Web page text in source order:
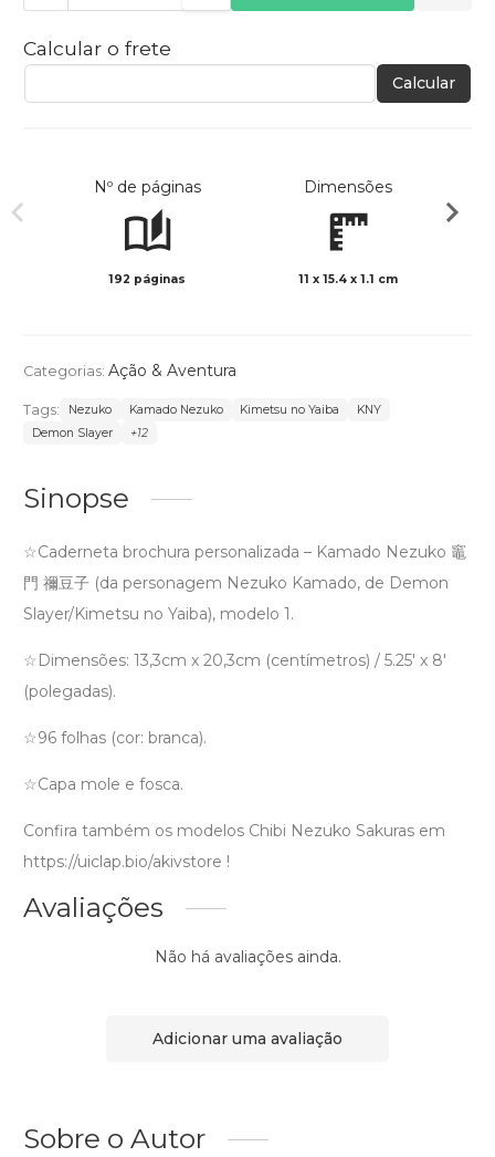
Calcular o frete
Calcular
Nº de páginas
192 páginas
Dimensões
11 x 15.4 x 1.1 cm
Categorias: Ação & Aventura
Tags: Nezuko Kamado Nezuko Kimetsu no Yaiba
KNY
Demon Slayer
+12
Sinopse
☆Caderneta brochura personalizada – Kamado Nezuko 竈
門 禰豆子 (da personagem Nezuko Kamado, de Demon
Slayer/Kimetsu no Yaiba), modelo 1.
☆Dimensões: 13,3cm x 20,3cm (centímetros) / 5.25′ x 8′
(polegadas).
☆96 folhas (cor: branca).
☆Capa mole e fosca.
Confira também os modelos Chibi Nezuko Sakuras em
https://uiclap.bio/akivstore !
Avaliações
Não há avaliações ainda.
Adicionar uma avaliação
Sobre o Autor